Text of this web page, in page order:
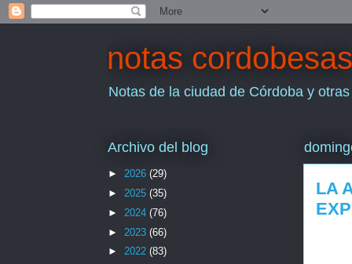
notas cordobesas
Notas de la ciudad de Córdoba y
LA
Archivo del blog
► 2026 (29)
► 2025 (35)
► 2024 (76)
► 2023 (66)
► 2022 (83)